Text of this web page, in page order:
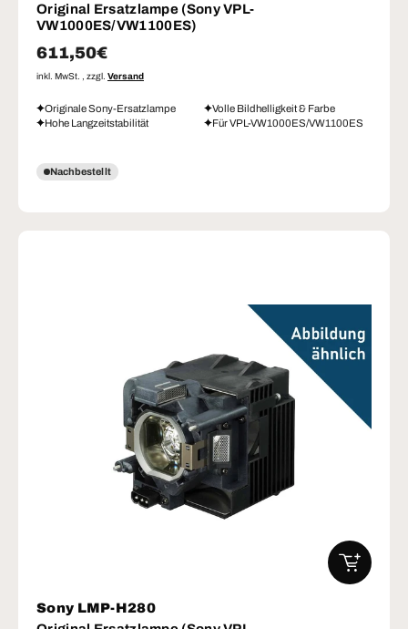
Original Ersatzlampe (Sony VPL-
VW1000ES/VW1100ES)
Normaler Preis
611,50€
inkl. MwSt. , zzgl. Versand
Originale Sony-Ersatzlampe
Volle Bildhelligkeit & Farbe
Hohe Langzeitstabilität
Für VPL-VW1000ES/VW1100ES
Nachbestellt
Sony LMP-H280
IN DEN